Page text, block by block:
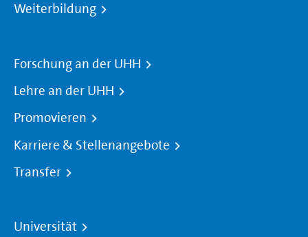
Weiterbildung
Forschung an der UHH
Lehre an der UHH
Promovieren
Karriere & Stellenangebote
Transfer
Universität